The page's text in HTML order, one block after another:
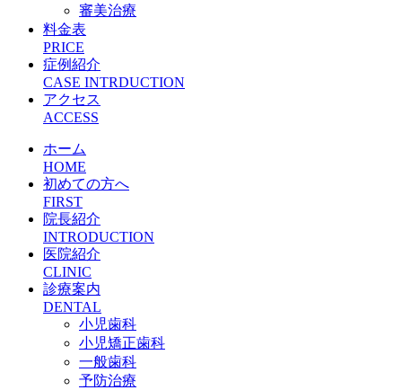
審美治療
料金表
PRICE
症例紹介
CASE INTRDUCTION
アクセス
ACCESS
ホーム
HOME
初めての方へ
FIRST
院長紹介
INTRODUCTION
医院紹介
CLINIC
診療案内
DENTAL
小児歯科
小児矯正歯科
一般歯科
予防治療